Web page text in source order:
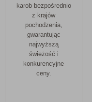
karob bezpośrednio
z krajów
pochodzenia,
gwarantując
najwyższą
świeżość i
konkurencyjne
ceny.